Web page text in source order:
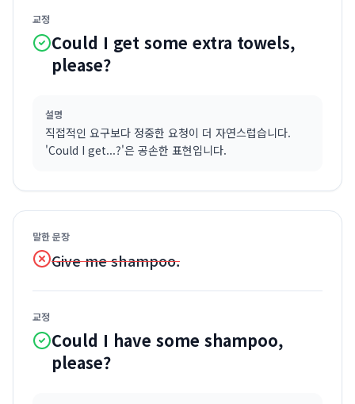
교정
Could I get some extra towels,
please?
설명
직접적인 요구보다 정중한 요청이 더 자연스럽습니다.
'Could I get...?'은 공손한 표현입니다.
말한 문장
Give me shampoo.
교정
Could I have some shampoo,
please?